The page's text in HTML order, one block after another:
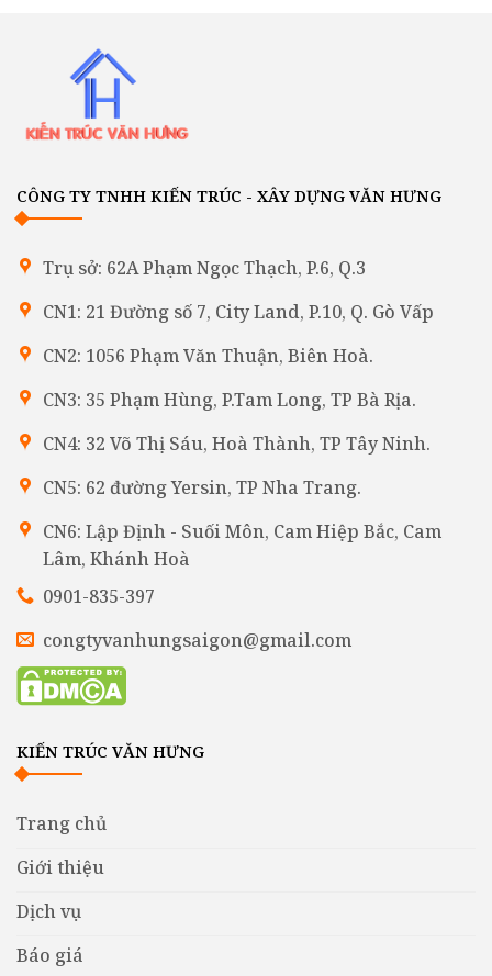
CÔNG TY TNHH KIẾN TRÚC - XÂY DỰNG VĂN HƯNG
Trụ sở: 62A Phạm Ngọc Thạch, P.6, Q.3
CN1: 21 Đường số 7, City Land, P.10, Q. Gò Vấp
CN2: 1056 Phạm Văn Thuận, Biên Hoà.
CN3: 35 Phạm Hùng, P.Tam Long, TP Bà Rịa.
CN4: 32 Võ Thị Sáu, Hoà Thành, TP Tây Ninh.
CN5: 62 đường Yersin, TP Nha Trang.
CN6: Lập Định - Suối Môn, Cam Hiệp Bắc, Cam
Lâm, Khánh Hoà
0901-835-397
congtyvanhungsaigon@gmail.com
KIẾN TRÚC VĂN HƯNG
Trang chủ
Giới thiệu
Dịch vụ
Báo giá